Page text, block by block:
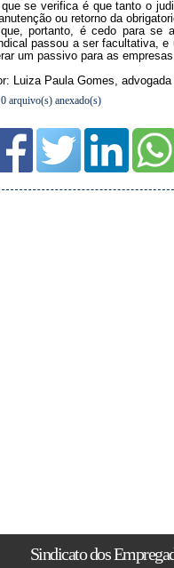
0 arquivo(s) anexado(s)
Sindicato dos